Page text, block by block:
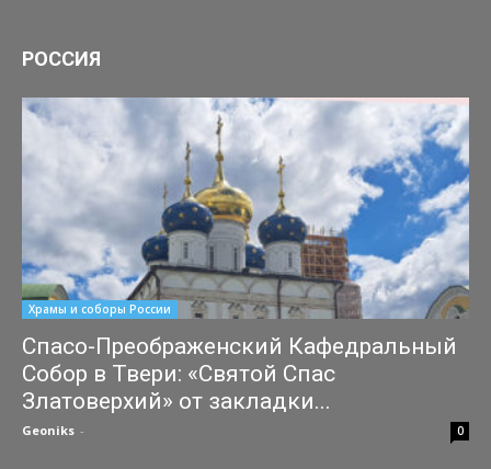
РОССИЯ
Храмы и соборы России
Спасо-Преображенский Кафедральный
Собор в Твери: «Святой Спас
Златоверхий» от закладки...
Geoniks - 0